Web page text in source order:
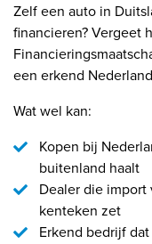
Zelf een auto in
financieren? Vergeet
een erkend
Wat wel kan:
Kopen bij
buitenland haalt
Dealer die
kenteken zet
Erkend bedrijf